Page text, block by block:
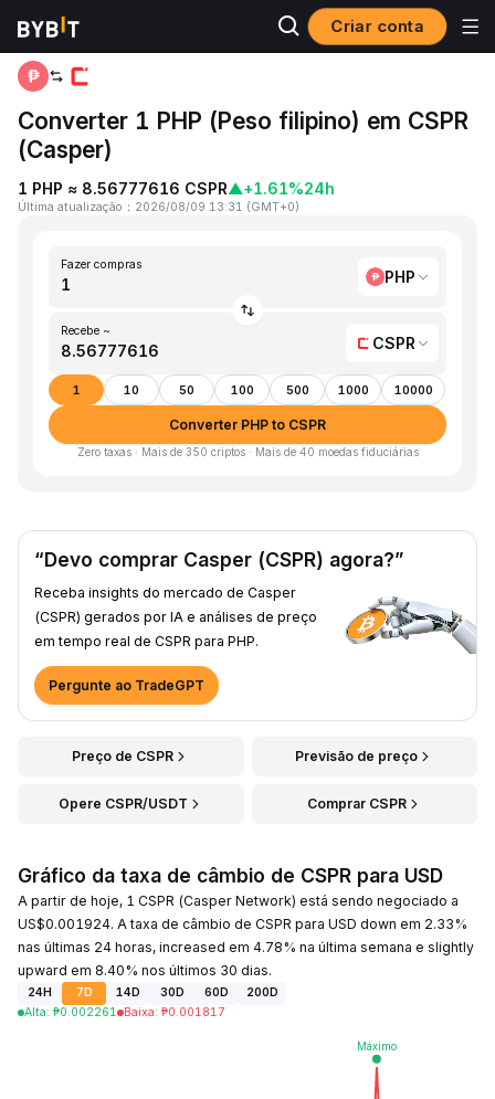
Criar conta
Página inicial
Converter 1 PHP (Peso filipino) em CSPR
(Casper)
1 PHP ≈ 8.56777616 CSPR▲+1.61%24h
Última atualização ： 2026/08/09 13:31 (GMT+0)
Fazer compras
PHP
Recebe ~
CSPR
1 10 50 100 500 1000 10000
Converter PHP to CSPR
Zero taxas · Mais de 350 criptos · Mais de 40 moedas fiduciárias
“Devo comprar Casper (CSPR) agora?”
Receba insights do mercado de Casper
(CSPR) gerados por IA e análises de preço
em tempo real de CSPR para PHP.
Pergunte ao TradeGPT
Preço de CSPR Previsão de preço
Opere CSPR/USDT Comprar CSPR
Gráfico da taxa de câmbio de CSPR para USD
A partir de hoje, 1 CSPR (Casper Network) está sendo negociado a
US$0.001924. A taxa de câmbio de CSPR para USD down em 2.33%
nas últimas 24 horas, increased em 4.78% na última semana e slightly
upward em 8.40% nos últimos 30 dias.
24H 7D 14D 30D 60D
200D
Alta: ₱0.002261 Baixa: ₱0.001817